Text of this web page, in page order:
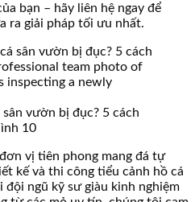
bạn – hãy liên hệ ngay để
ra giải pháp tối ưu nhất.
vườn bị đục? 5 cách
10
vị tiên phong mang đá tự
kế và thi công tiểu cảnh hồ cá
đội ngũ kỹ sư giàu kinh nghiệm